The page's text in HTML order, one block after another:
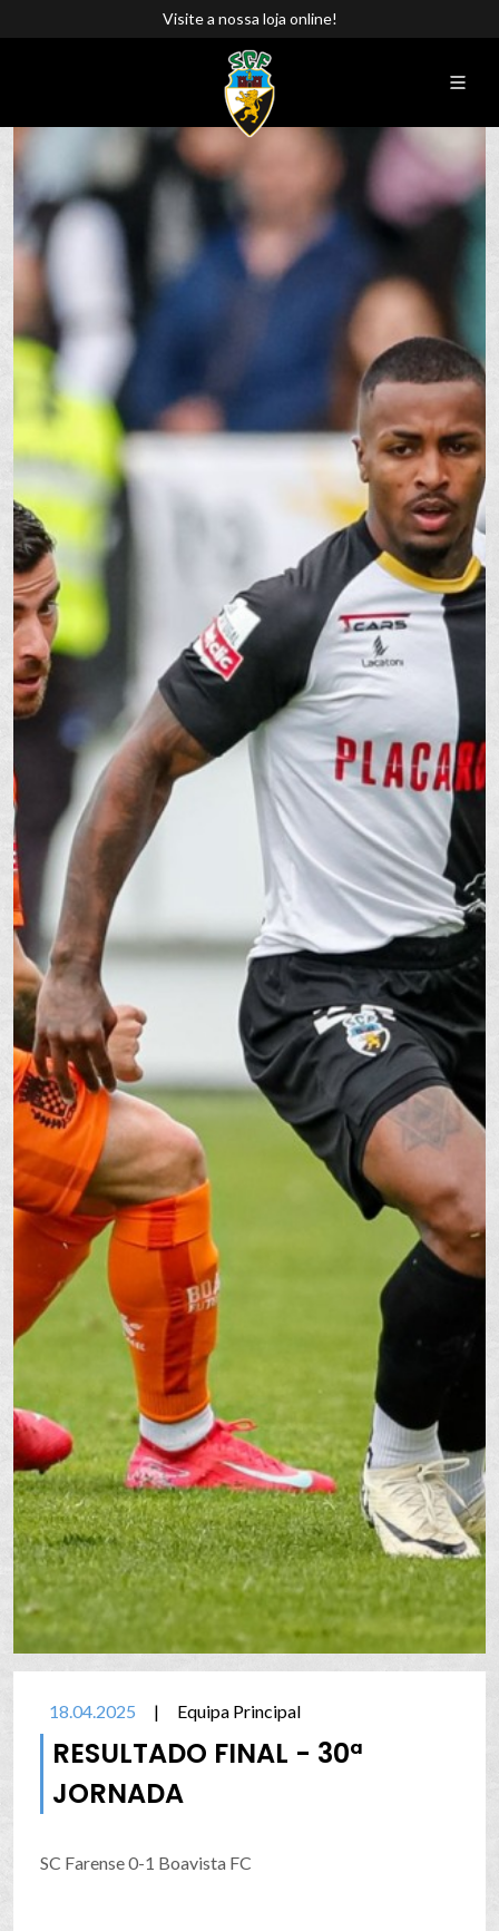
Visite a nossa loja online!
18.04.2025 | Equipa Principal
RESULTADO FINAL - 30ª
JORNADA
SC Farense 0-1 Boavista FC